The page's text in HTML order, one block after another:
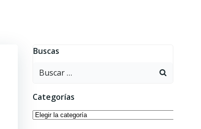
Buscas
Buscar:
Categorías
Categorías